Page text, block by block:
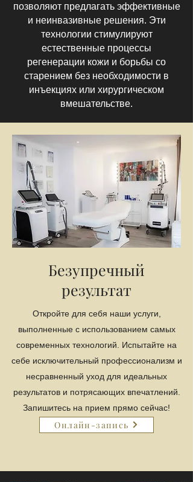
позволяют предлагать эффективные
и неинвазивные решения. Эти
технологии стимулируют
естественные процессы
регенерации кожи и борьбы со
старением без необходимости в
инъекциях или хирургическом
вмешательстве.
Безупречный
результат
Откройте для себя наши услуги,
выполненные с использованием самых
современных технологий. Испытайте на
себе исключительный профессионализм и
несравненный уход для идеальных
результатов и потрясающих впечатлений.
Запишитесь на прием прямо сейчас!
Онлайн-запись